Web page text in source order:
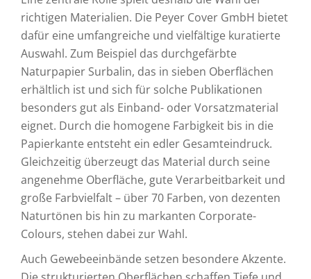
richtigen Materialien. Die Peyer Cover GmbH bietet
dafür eine umfangreiche und vielfältige kuratierte
Auswahl. Zum Beispiel das durchgefärbte
Naturpapier Surbalin, das in sieben Oberflächen
erhältlich ist und sich für solche Publikationen
besonders gut als Einband- oder Vorsatzmaterial
eignet. Durch die homogene Farbigkeit bis in die
Papierkante entsteht ein edler Gesamteindruck.
Gleichzeitig überzeugt das Material durch seine
angenehme Oberfläche, gute Verarbeitbarkeit und
große Farbvielfalt – über 70 Farben, von dezenten
Naturtönen bis hin zu markanten Corporate-
Colours, stehen dabei zur Wahl.
Auch Gewebeeinbände setzen besondere Akzente.